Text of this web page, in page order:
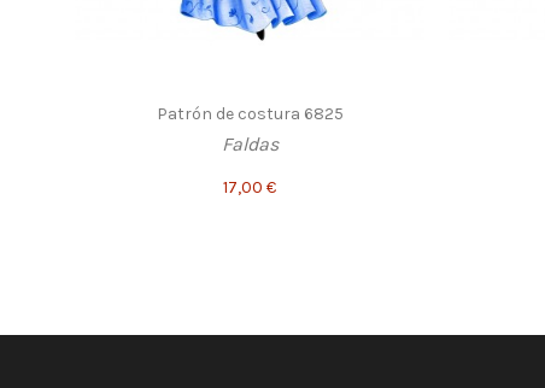
Patrón de costura 6825
Faldas
17,00 €